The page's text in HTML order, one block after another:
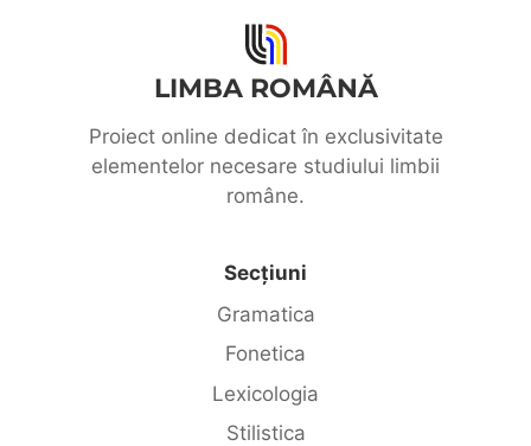
LIMBA ROMÂNĂ
Proiect online dedicat în exclusivitate
elementelor necesare studiului limbii
române.
Secțiuni
Gramatica
Fonetica
Lexicologia
Stilistica